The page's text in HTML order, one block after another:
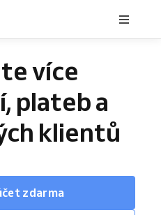
více
plateb a
klientů
zdarma